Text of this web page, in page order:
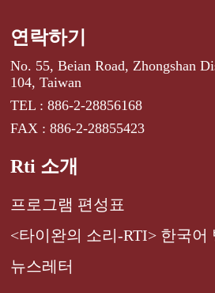
연락하기
No. 55, Beian Road, Zhongshan
104, Taiwan
TEL : 886-2-28856168
FAX : 886-2-28855423
Rti 소개
프로그램 편성표
<타이완의 소리-RTI> 한국어
뉴스레터